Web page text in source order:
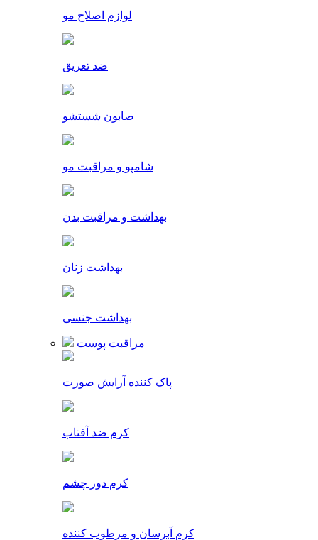
لوازم اصلاح مو
ضد تعریق
صابون شستشو
شامپو و مراقبت مو
بهداشت و مراقبت بدن
بهداشت زنان
بهداشت جنسی
مراقبت پوست
پاک کننده آرایش صورت
کرم ضد آفتاب
کرم دور چشم
کرم آبرسان و مرطوب کننده